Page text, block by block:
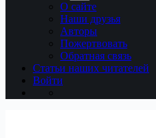
О сайте
Наши друзья
Авторы
Пожертвовать
Обратная связь
Статьи наших читателей
Войти